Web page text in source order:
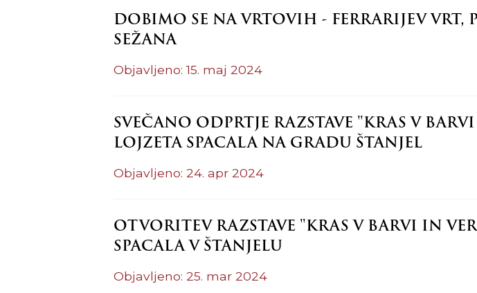
DOBIMO SE NA VRTOVIH - FERRARIJEV
SEŽANA
Objavljeno: 15. maj 2024
SVEČANO ODPRTJE RAZSTAVE "KRAS V
LOJZETA SPACALA NA GRADU ŠTANJEL
Objavljeno: 24. apr 2024
OTVORITEV RAZSTAVE "KRAS V BARVI IN
SPACALA V ŠTANJELU
Objavljeno: 25. mar 2024